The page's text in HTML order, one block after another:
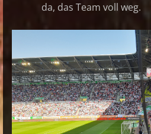
da, das Team voll weg.